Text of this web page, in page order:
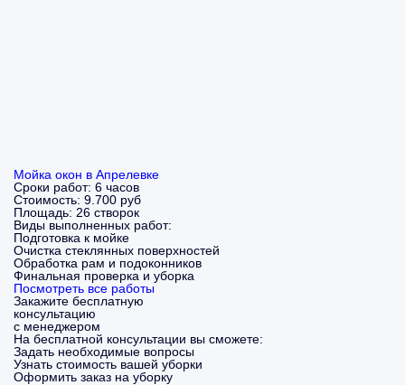
Мойка окон в Апрелевке
Сроки работ: 6 часов
Стоимость: 9.700 руб
Площадь: 26 створок
Виды выполненных работ:
Подготовка к мойке
Очистка стеклянных поверхностей
Обработка рам и подоконников
Финальная проверка и уборка
Посмотреть все работы
Закажите бесплатную
консультацию
с менеджером
На бесплатной консультации вы сможете:
Задать необходимые вопросы
Узнать стоимость вашей уборки
Оформить заказ на уборку